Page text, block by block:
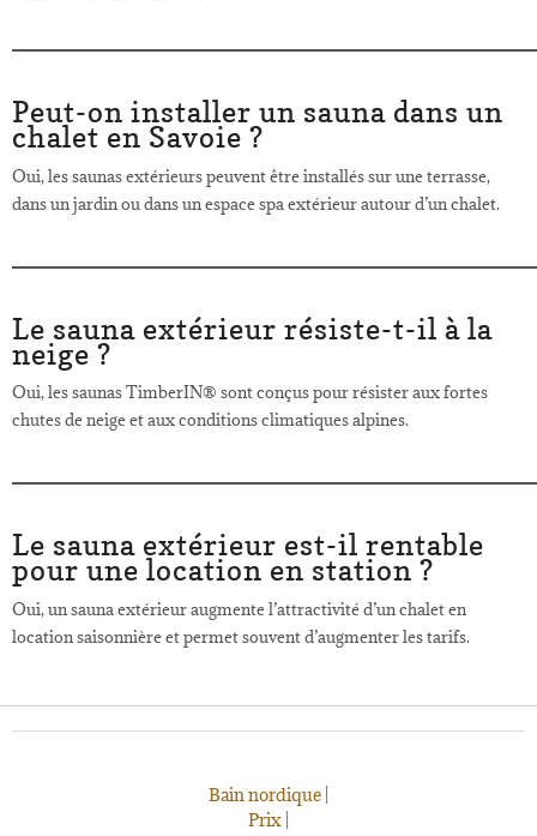
Peut-on installer un sauna dans un
chalet en Savoie ?
Oui, les saunas extérieurs peuvent être installés sur une terrasse,
dans un jardin ou dans un espace spa extérieur autour d’un chalet.
Le sauna extérieur résiste-t-il à la
neige ?
Oui, les saunas TimberIN® sont conçus pour résister aux fortes
chutes de neige et aux conditions climatiques alpines.
Le sauna extérieur est-il rentable
pour une location en station ?
Oui, un sauna extérieur augmente l’attractivité d’un chalet en
location saisonnière et permet souvent d’augmenter les tarifs.
Bain nordique
Prix